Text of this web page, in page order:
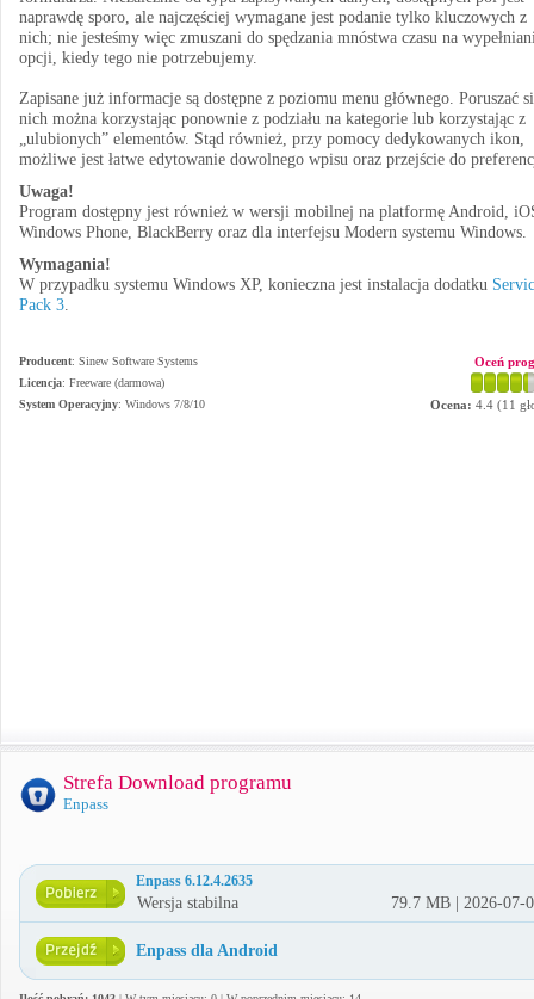
naprawdę sporo, ale najczęściej wymagane jest podanie tylko kluczowych z
nich; nie jesteśmy więc zmuszani do spędzania mnóstwa czasu na
opcji, kiedy tego nie potrzebujemy.
Zapisane już informacje są dostępne z poziomu menu głównego. Poruszać
nich można korzystając ponownie z podziału na kategorie lub korzystając z
„ulubionych” elementów. Stąd również, przy pomocy dedykowanych ikon,
możliwe jest łatwe edytowanie dowolnego wpisu oraz przejście do
Uwaga!
Program dostępny jest również w wersji mobilnej na platformę Android,
Windows Phone, BlackBerry oraz dla interfejsu Modern systemu Windows.
Wymagania!
W przypadku systemu Windows XP, konieczna jest instalacja dodatku
Pack 3.
Producent: Sinew Software Systems
Licencja: Freeware (darmowa)
System Operacyjny: Windows 7/8/10
Oceń
Ocena: 4.4 (11
Strefa Download programu
Enpass
Enpass 6.12.4.2635
Wersja stabilna 79.7 MB | 2026-07-
Enpass dla Android